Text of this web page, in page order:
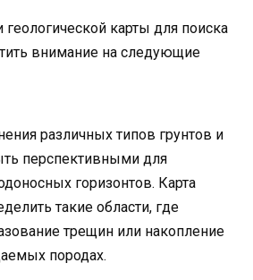
карты для поиска
внимание на следующие
различных типов грунтов и
перспективными для
горизонтов. Карта
такие области, где
трещин или накопление
породах.